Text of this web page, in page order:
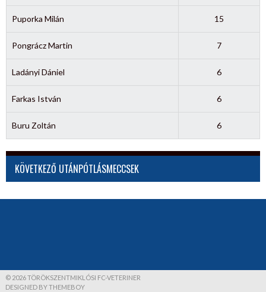
Puporka Milán 15
Pongrácz Martin 7
Ladányi Dániel 6
Farkas István 6
Buru Zoltán 6
KÖVETKEZŐ UTÁNPÓTLÁSMECCSEK
© 2026 TÖRÖKSZENTMIKLÓSI FC-VETERINER
DESIGNED BY THEMEBOY